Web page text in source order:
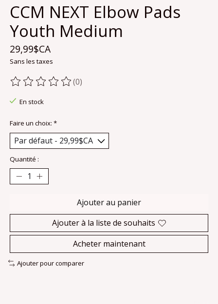
CCM NEXT Elbow Pads
Youth Medium
29,99$CA
Sans les taxes
Ce produit est évalué à
(0)
En stock
Faire un choix: *
Quantité :
Ajouter au panier
Ajouter à la liste de souhaits
Acheter maintenant
Ajouter pour comparer